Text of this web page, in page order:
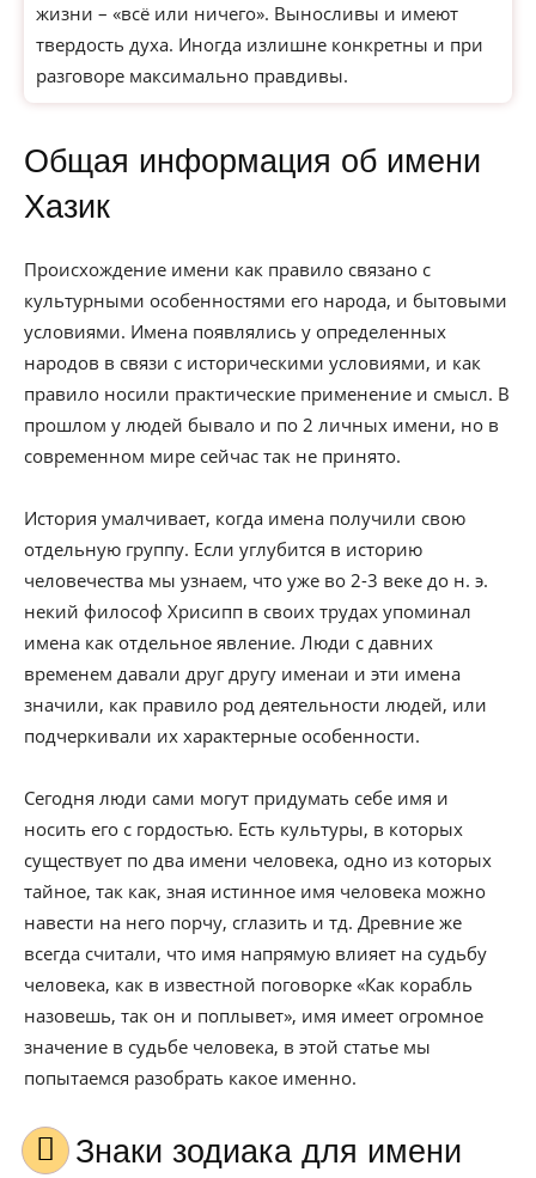
жизни – «всё или ничего». Выносливы и имеют
твердость духа. Иногда излишне конкретны и при
разговоре максимально правдивы.
Общая информация об имени
Хазик
Происхождение имени как правило связано с
культурными особенностями его народа, и бытовыми
условиями. Имена появлялись у определенных
народов в связи с историческими условиями, и как
правило носили практические применение и смысл. В
прошлом у людей бывало и по 2 личных имени, но в
современном мире сейчас так не принято.
История умалчивает, когда имена получили свою
отдельную группу. Если углубится в историю
человечества мы узнаем, что уже во 2-3 веке до н. э.
некий философ Хрисипп в своих трудах упоминал
имена как отдельное явление. Люди с давних
временем давали друг другу именаи и эти имена
значили, как правило род деятельности людей, или
подчеркивали их характерные особенности.
Сегодня люди сами могут придумать себе имя и
носить его с гордостью. Есть культуры, в которых
существует по два имени человека, одно из которых
тайное, так как, зная истинное имя человека можно
навести на него порчу, сглазить и тд. Древние же
всегда считали, что имя напрямую влияет на судьбу
человека, как в известной поговорке «Как корабль
назовешь, так он и поплывет», имя имеет огромное
значение в судьбе человека, в этой статье мы
попытаемся разобрать какое именно.
Знаки зодиака для имени